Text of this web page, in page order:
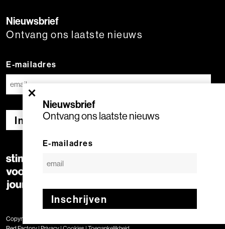
×
Nieuwsbrief
Ontvang ons laatste nieuws
E-mailadres
Inschrijven
Nieuwsbrief
Ontvang ons laatste nieuws
E-mailadres
Inschrijven
Copyright © 2020 Stimuleringsfonds voor de Journalistiek | Geproduceerd door